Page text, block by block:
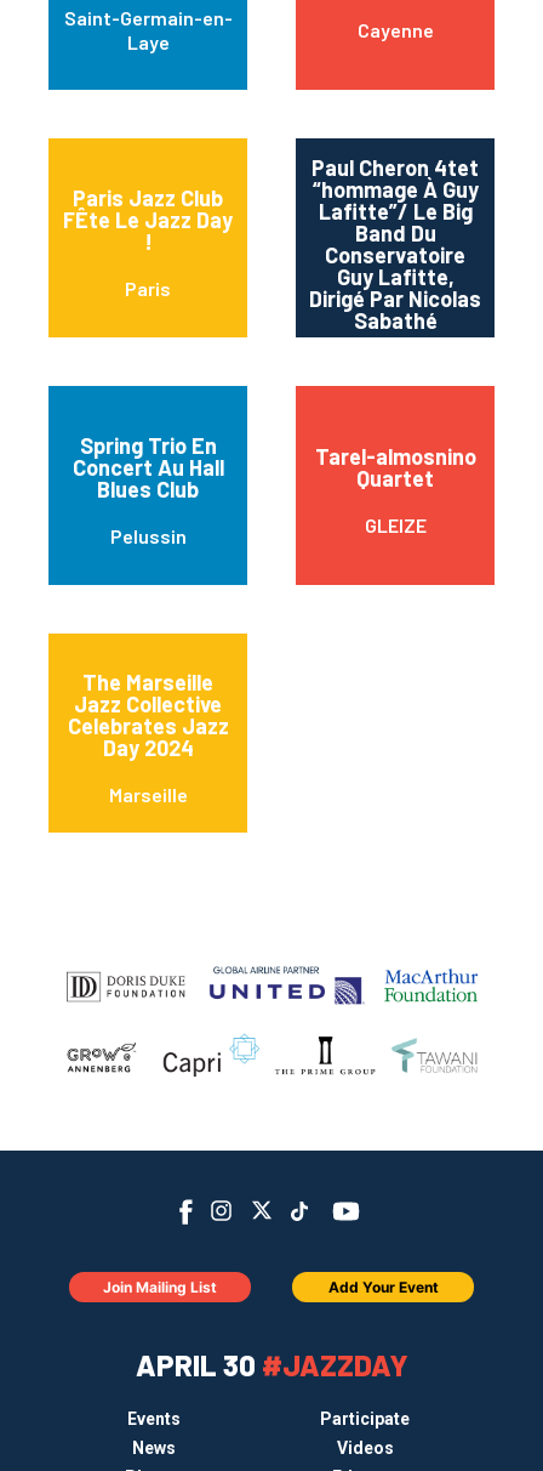
Saint-Germain-en-
Laye
Cayenne
Paris Jazz Club
FÊte Le Jazz Day
!
Paris
Paul Cheron 4tet
“hommage À Guy
Lafitte”/ Le Big
Band Du
Conservatoire
Guy Lafitte,
Dirigé Par Nicolas
Sabathé
Spring Trio En
Concert Au Hall
Blues Club
Pelussin
Tarel-almosnino
Quartet
GLEIZE
The Marseille
Jazz Collective
Celebrates Jazz
Day 2024
Marseille
APRIL 30 #JAZZDAY
Events
Participate
News
Videos
Join Mailing List Add Your Event